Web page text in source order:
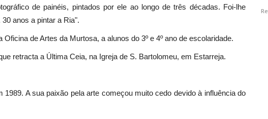
de painéis, pintados por ele ao longo de três décadas. Foi-lhe
anos a pintar a Ria".
de Artes da Murtosa, a alunos do 3º e 4º ano de escolaridade.
retracta a Última Ceia, na Igreja de S. Bartolomeu, em Estarreja.
A sua paixão pela arte começou muito cedo devido à influência do
Revista Descla Jan 29, 2023 2550